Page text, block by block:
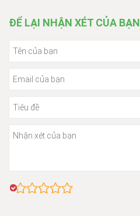
ĐỂ LẠI NHẬN XÉT CỦA BẠN